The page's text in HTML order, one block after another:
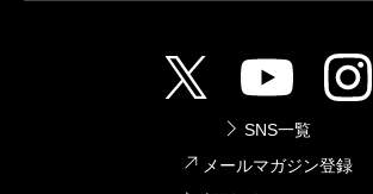
冒頭の〈こんなとき読みたい〉の
ぞれ３冊を取り上げています。例
十夜」では、夜の学校の廊下の写
て、夢の世界の怖さを表現しました
SNS一覧
メールマガジン登録